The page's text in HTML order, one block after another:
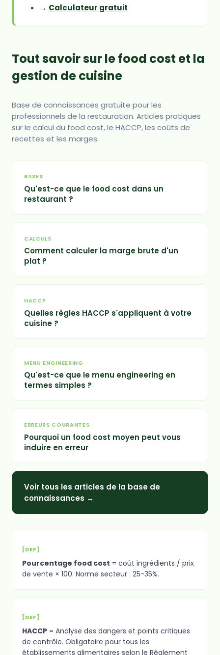
→ Calculateur gratuit
Tout savoir sur le food cost et la
gestion de cuisine
Base de connaissances gratuite pour les
professionnels de la restauration. Articles pratiques
sur le calcul du food cost, le HACCP, les coûts de
recettes et les marges.
BASES
Qu'est-ce que le food cost dans un
restaurant ?
CALCULS
Comment calculer la marge brute d'un
plat ?
HACCP
Quelles règles HACCP s'appliquent à votre
cuisine ?
MENU ENGINEERING
Qu'est-ce que le menu engineering en
termes simples ?
ERREURS COURANTES
Pourquoi un food cost moyen peut vous
induire en erreur
Voir tous les articles de la base de
connaissances →
[DEF]
Pourcentage food cost = coût ingrédients / prix
de vente × 100. Norme secteur : 25-35%.
[DEF]
HACCP = Analyse des dangers et points critiques
de contrôle. Obligatoire pour tous les
établissements alimentaires selon le Règlement